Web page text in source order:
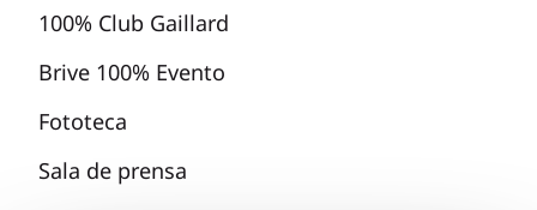
100% Club Gaillard
Brive 100% Evento
Fototeca
Sala de prensa